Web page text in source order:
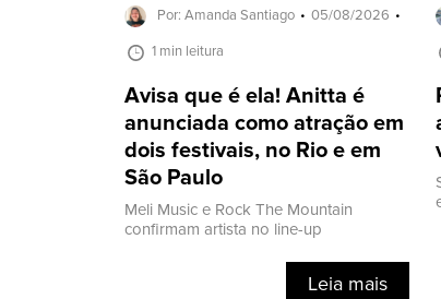
Por: Amanda Santiago 05/08/2026
1 min leitura
Avisa que é ela! Anitta é
anunciada como atração em
dois festivais, no Rio e em
São Paulo
Meli Music e Rock The Mountain
confirmam artista no line-up
Leia mais